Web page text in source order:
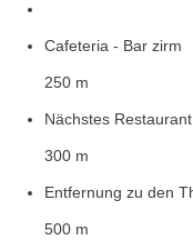
Cafeteria - Bar zirm
250 m
Nächstes
300 m
Entfernung zu den
500 m